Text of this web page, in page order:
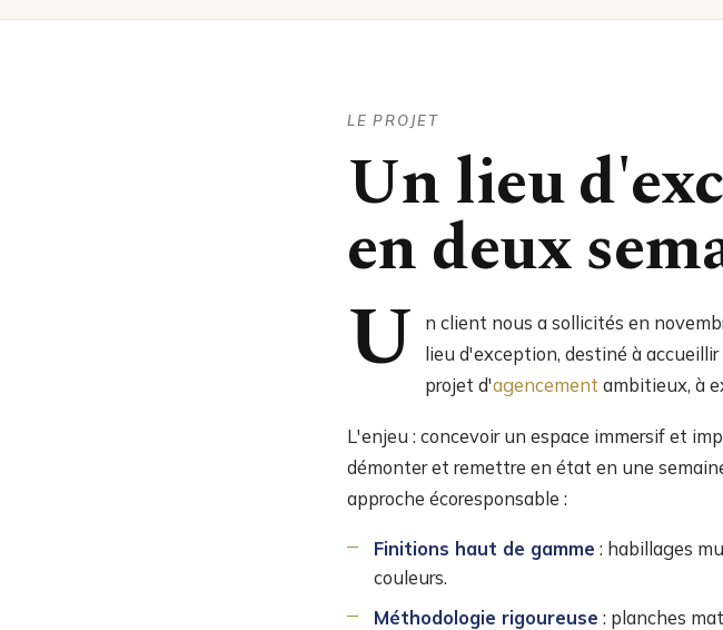
LE PROJET
Un lieu
en deux
U
n client nous a sollicités en
lieu d'exception, destiné à
projet d'agencement ambitieux, à
L'enjeu : concevoir un espace immersif et
démonter et remettre en état en une
approche écoresponsable :
Finitions haut de gamme : habillages
couleurs.
Méthodologie rigoureuse : planches